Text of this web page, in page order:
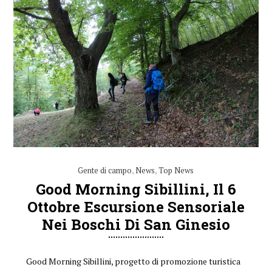
Gente di campo,News,Top News
Good Morning Sibillini, Il 6
Ottobre Escursione Sensoriale
Nei Boschi Di San Ginesio
Good Morning Sibillini, progetto di promozione turistica